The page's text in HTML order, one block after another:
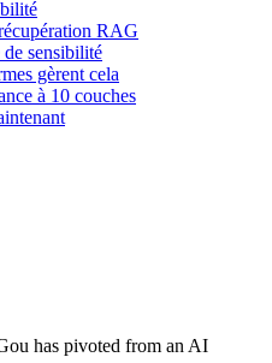
RAG
sensibilité
gèrent cela
à 10 couches
has pivoted from an AI